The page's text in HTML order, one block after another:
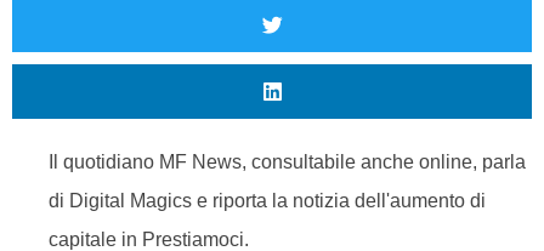
Il quotidiano MF News, consultabile anche online, parla
di Digital Magics e riporta la notizia dell'aumento di
capitale in Prestiamoci.